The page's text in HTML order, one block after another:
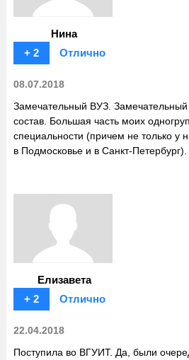
Нина
+ 2
Отлично
08.07.2018
Замечательный ВУЗ. Замечательный
состав. Большая часть моих
специальности (причем не только у
в Подмосковье и в Санкт-Петербург).
Елизавета
+ 2
Отлично
22.04.2018
Поступила во ВГУИТ. Да, были